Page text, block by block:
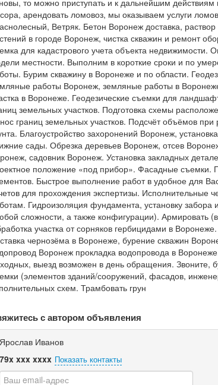
то можно приступать и к дальнейшим действиям
арендовать ломовоз, мы оказываем услуги
Ветряк. Бетон Воронеж доставка,
в городе Воронеж, чистка скважин и ремонт
для кадастрового учета объекта
местности. Выполним в короткие сроки и по
Бурим скважину в Воронеже и по области.
работы Воронеж, земляные работы в
в Воронеже. Геодезические съемки для
земельных участков. Подготовка схемы
границ земельных участков. Подсчёт объёмов при
Благоустройство захоронений Воронеж,
сады. Обрезка деревьев Воронеж, отсев
садовник Воронеж. Установка закладных
положение «под прибор». Фасадные съемки.
Быстрое выполнение работ в удобное для
для прохождения экспертизы.
Гидроизоляция фундамента, установку
сложности, а также конфигурации). Армировать
участка от сорняков гербицидами в
чернозёма в Воронеже, бурение скважин
Воронеж прокладка водопровода в
выезд возможен в день обращения.
(элементов зданий/сооружений, фасадов,
схем. Трамбовать грун
с автором объявления
Ярослав Иванов
79x xxx xxxx Показать контакты